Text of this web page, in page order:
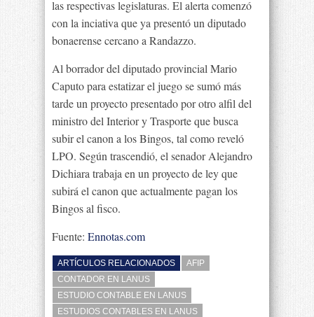
las respectivas legislaturas. El alerta comenzó
con la inciativa que ya presentó un diputado
bonaerense cercano a Randazzo.
Al borrador del diputado provincial Mario
Caputo para estatizar el juego se sumó más
tarde un proyecto presentado por otro alfil del
ministro del Interior y Trasporte que busca
subir el canon a los Bingos, tal como reveló
LPO. Según trascendió, el senador Alejandro
Dichiara trabaja en un proyecto de ley que
subirá el canon que actualmente pagan los
Bingos al fisco.
Fuente: Ennotas.com
ARTÍCULOS RELACIONADOS
AFIP
CONTADOR EN LANUS
ESTUDIO CONTABLE EN LANUS
ESTUDIOS CONTABLES EN LANUS